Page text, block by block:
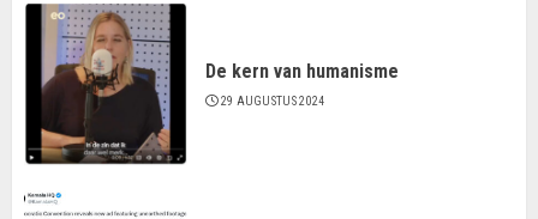
De kern van humanisme
29 AUGUSTUS 2024